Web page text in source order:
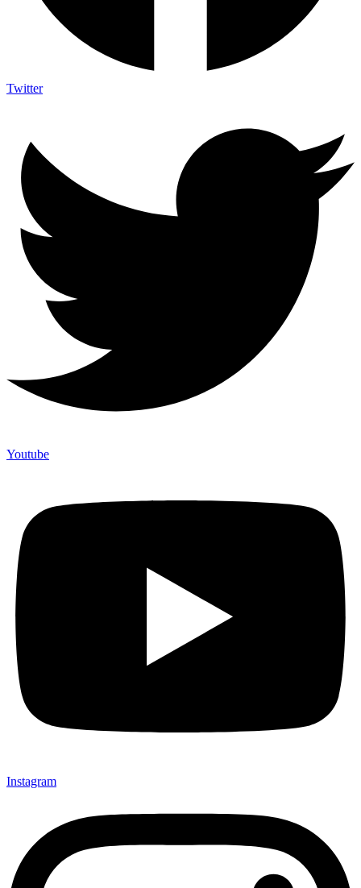
Twitter
Youtube
Instagram